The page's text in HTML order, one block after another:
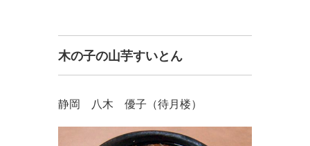
木の子の山芋すいとん
静岡 八木 優子（待月楼）